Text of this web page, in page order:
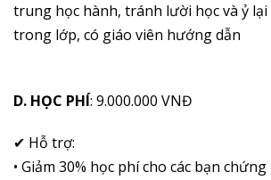
trung học hành, tránh lười học và ỷ
trong lớp, có giáo viên hướng dẫn
D. HỌC PHÍ: 9.000.000 VNĐ
✔ Hỗ trợ:
• Giảm 30% học phí cho các bạn